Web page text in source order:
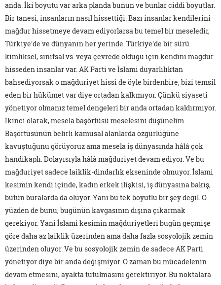
anda. İki boyutu var arka planda bunun ve bunlar ciddi boyutlar.
Bir tanesi, insanların nasıl hissettiği. Bazı insanlar kendilerini
mağdur hissetmeye devam ediyorlarsa bu temel bir meseledir,
Türkiye'de ve dünyanın her yerinde. Türkiye'de bir sürü
kimliksel, sınıfsal vs. veya çevrede olduğu için kendini mağdur
hisseden insanlar var. AK Parti ve İslami duyarlılıktan
bahsediyorsak o mağduriyet hissi de öyle birdenbire, bizi temsil
eden bir hükümet var diye ortadan kalkmıyor. Çünkü siyaseti
yönetiyor olmanız temel dengeleri bir anda ortadan kaldırmıyor.
İkinci olarak, mesela başörtüsü meselesini düşünelim.
Başörtüsünün belirli kamusal alanlarda özgürlüğüne
kavuştuğunu görüyoruz ama mesela iş dünyasında hâlâ çok
handikaplı. Dolayısıyla hâlâ mağduriyet devam ediyor. Ve bu
mağduriyet sadece laiklik-dindarlık ekseninde olmuyor. İslami
kesimin kendi içinde, kadın erkek ilişkisi, iş dünyasına bakış,
bütün buralarda da oluyor. Yani bu tek boyutlu bir şey değil. O
yüzden de bunu, bugünün kavgasının dışına çıkarmak
gerekiyor. Yani İslami kesimin mağduriyetleri bugün geçmişe
göre daha az laiklik üzerinden ama daha fazla sosyolojik zemin
üzerinden oluyor. Ve bu sosyolojik zemin de sadece AK Parti
yönetiyor diye bir anda değişmiyor. O zaman bu mücadelenin
devam etmesini, ayakta tutulmasını gerektiriyor. Bu noktalara